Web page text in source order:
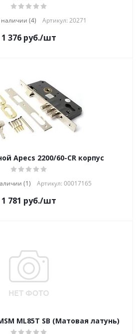
наличии (4) Артикул: 20271
1 376 руб./шт
Apecs 2200/60-CR корпус
(1) Артикул: 00017165
1 781 руб./шт
ML85T SB (Матовая латунь)